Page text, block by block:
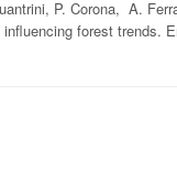
P. Corona, A.
forest trends.